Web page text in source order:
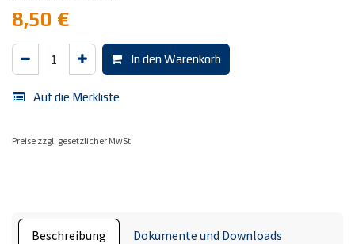
8,50 €
In den Warenkorb
Auf die Merkliste
Preise zzgl. gesetzlicher MwSt.
Beschreibung Dokumente und Downloads